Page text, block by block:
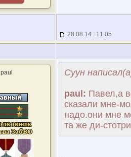
28.08.14 : 11:05
paul Суун
paul: Павел,а
сказали мне-
надо.они мне
та же ди-